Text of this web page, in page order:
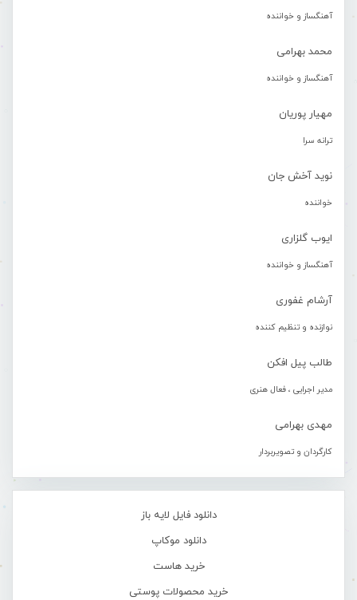
آهنگساز و خواننده
محمد بهرامی
آهنگساز و خواننده
مهیار پوریان
ترانه سرا
نوید آخش جان
خواننده
ایوب گلزاری
آهنگساز و خواننده
آرشام غفوری
نوازنده و تنظیم کننده
طالب پیل افکن
مدیر اجرایی ، فعال هنری
مهدی بهرامی
کارگردان و تصویربردار
دانلود فایل لایه باز
دانلود موکاپ
خرید هاست
خرید محصولات پوستی